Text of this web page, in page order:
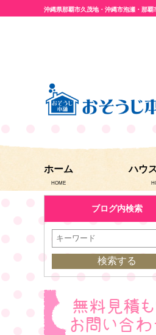
沖縄県那覇市久茂地・沖縄市泡瀬・那
ホーム
HOME
ハウ
ブログ内検索